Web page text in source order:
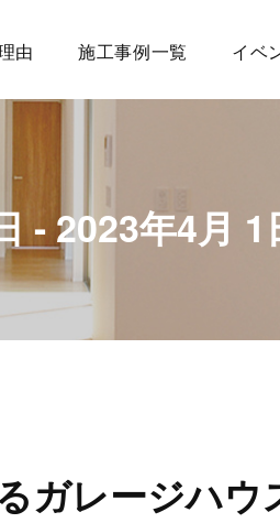
- 2023年4月 1
ガレージハウ
由 施工事例一覧 イベ